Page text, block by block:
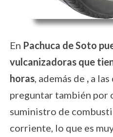
En Pachuca de Soto
vulcanizadoras que
horas, además de , a las
preguntar también por
suministro de
corriente, lo que es